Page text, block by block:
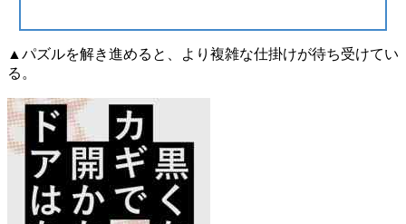
▲パズルを解き進めると、より複雑な仕掛けが待ち受けてい
る。